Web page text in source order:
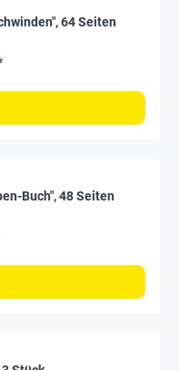
64 Seiten
Buch", 48 Seiten